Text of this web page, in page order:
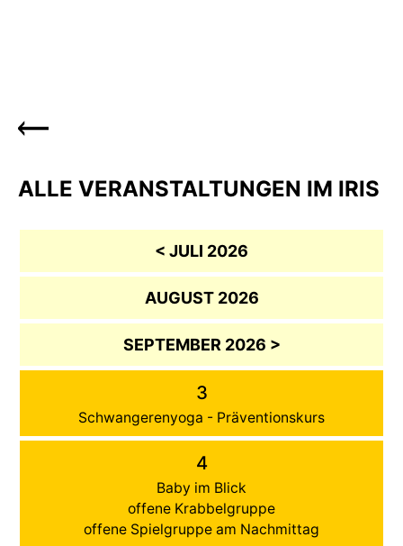
ALLE VERANSTALTUNGEN IM IRIS
< JULI 2026
AUGUST 2026
SEPTEMBER 2026 >
3
Schwangerenyoga - Präventionskurs
4
Baby im Blick
offene Krabbelgruppe
offene Spielgruppe am Nachmittag